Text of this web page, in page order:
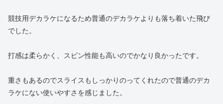
競技用デカラケになるため普通のデカラケよりも落ち着いた飛び
でした。
打感は柔らかく、スピン性能も高いのでかなり良かったです。
重さもあるのでスライスもしっかりのってくれたので普通のデカ
ラケにない使いやすさを感じました。